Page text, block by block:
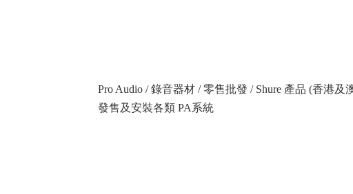
Pro Audio / 錄音器材 / 零售批發 / Shure 產品 (香港
發售及安裝各類 PA系統